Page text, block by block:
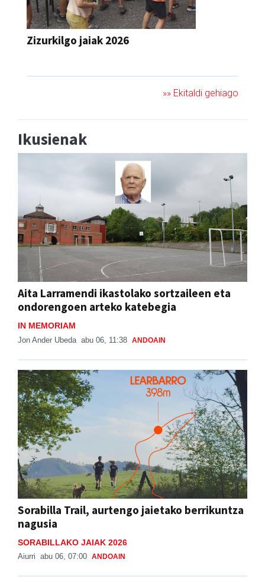
Zizurkilgo jaiak 2026
»» Ekitaldi gehiago
Ikusienak
Aita Larramendi ikastolako sortzaileen eta
ondorengoen arteko katebegia
IN MEMORIAM
Jon Ander Ubeda abu 06, 11:38 ANDOAIN
Sorabilla Trail, aurtengo jaietako berrikuntza
nagusia
SORABILLAKO JAIAK 2026
Aiurri abu 06, 07:00 ANDOAIN